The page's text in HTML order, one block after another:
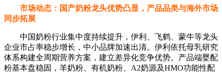
市场动态：国产奶粉龙头优势凸显，产品品类与海外市场
同步拓展
中国奶粉行业集中度持续提升，伊利、飞鹤、蒙牛等龙头
企业市占率稳步增长，中小品牌加速出清。伊利依托母乳研究
体系构建全周期营养方案，建立差异化竞争优势。产品端婴配
粉基本盘稳固，羊奶粉、有机奶粉、A2奶源及HMO功能性配